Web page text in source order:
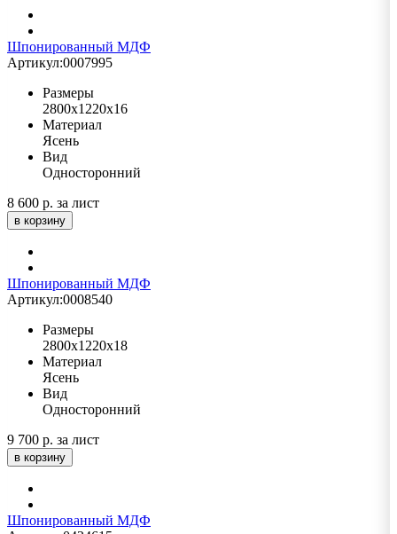
Шпонированный МДФ
Артикул:0007995
Размеры
2800х1220х16
Материал
Ясень
Вид
Односторонний
8 600 р. за лист
в корзину
Шпонированный МДФ
Артикул:0008540
Размеры
2800х1220х18
Материал
Ясень
Вид
Односторонний
9 700 р. за лист
в корзину
Шпонированный МДФ